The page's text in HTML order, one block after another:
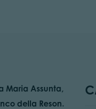
Maria Assunta,
della Reson.